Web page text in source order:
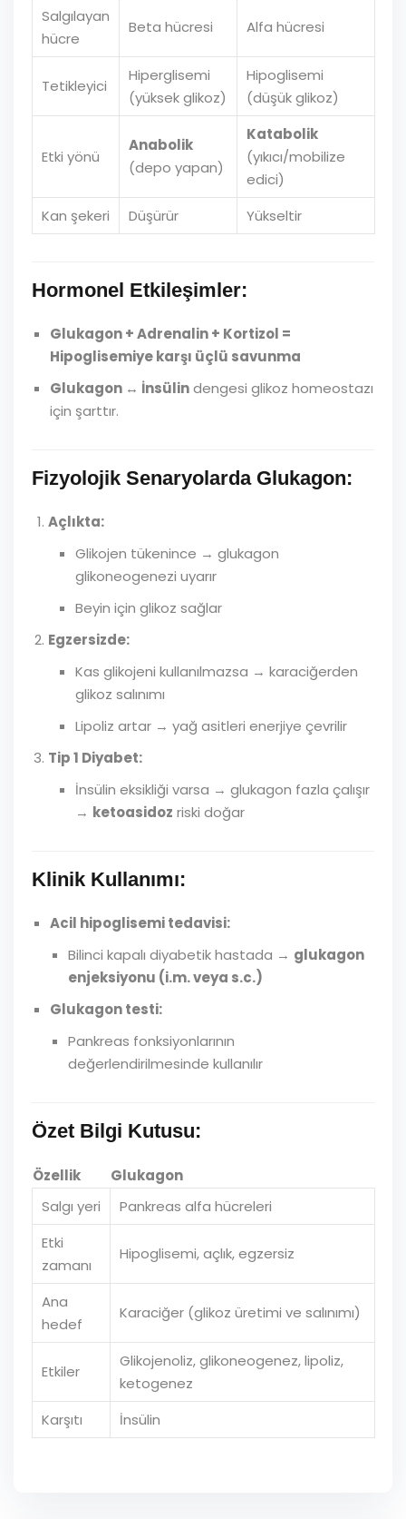
Salgılayan
hücre
Beta hücresi Alfa hücresi
Tetikleyici
Hiperglisemi
(yüksek glikoz)
Hipoglisemi
(düşük glikoz)
Etki yönü
Anabolik
(depo yapan)
Katabolik
(yıkıcı/mobilize
edici)
Kan şekeri
Düşürür Yükseltir
Hormonel Etkileşimler:
Glukagon + Adrenalin + Kortizol =
Hipoglisemiye karşı üçlü savunma
Glukagon ↔ İnsülindengesi glikoz homeostazı
için şarttır.
Fizyolojik Senaryolarda Glukagon:
Açlıkta:
Glikojen tükenince → glukagon
glikoneogenezi uyarır
Beyin için glikoz sağlar
Egzersizde:
Kas glikojeni kullanılmazsa → karaciğerden
glikoz salınımı
Lipoliz artar → yağ asitleri enerjiye çevrilir
Tip 1 Diyabet:
İnsülin eksikliği varsa → glukagon fazla çalışır
→ ketoasidoz riski doğar
Klinik Kullanımı:
Acil hipoglisemi tedavisi:
Bilinci kapalı diyabetik hastada → glukagon
enjeksiyonu (i.m. veya s.c.)
Glukagon testi:
Pankreas fonksiyonlarının
değerlendirilmesinde kullanılır
Özet Bilgi Kutusu:
Özellik
Glukagon
Salgı yeri
Pankreas alfa hücreleri
Etki
zamanı
Hipoglisemi, açlık, egzersiz
Ana
hedef
Karaciğer (glikoz üretimi ve salınımı)
Etkiler
Glikojenoliz, glikoneogenez, lipoliz,
ketogenez
Karşıtı
İnsülin